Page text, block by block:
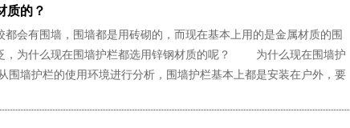
质的？
有围墙，围墙都是用砖砌的，而现在基本上用的是金属材质的围
，为什么现在围墙护栏都选用锌钢材质的呢？ 为什么现在围墙护
护栏的使用环境进行分析，围墙护栏基本上都是安装在户外，要